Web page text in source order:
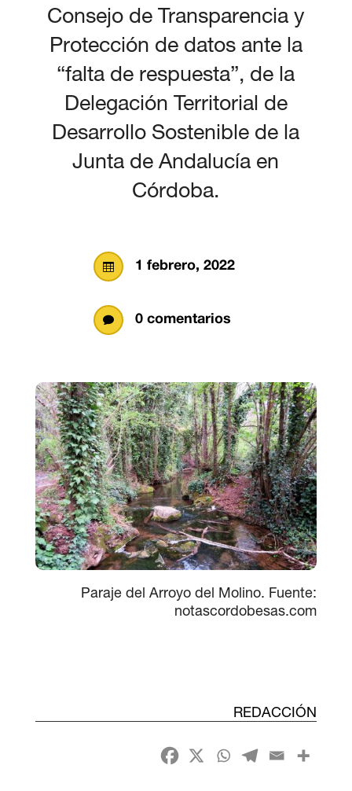
Consejo de Transparencia y
Protección de datos ante la
“falta de respuesta”, de la
Delegación Territorial de
Desarrollo Sostenible de la
Junta de Andalucía en
Córdoba.
 1 febrero, 2022
 0 comentarios
Paraje del Arroyo del Molino. Fuente:
notascordobesas.com
REDACCIÓN